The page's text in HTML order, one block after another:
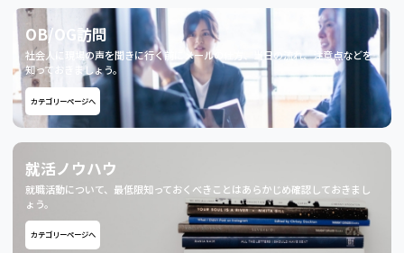
OB/OG訪問
社会人に現場の声を聞きに行く前にメールの仕方、当日の流れ、注意点などを
知っておきましょう。
カテゴリーページへ
就活ノウハウ
就職活動について、最低限知っておくべきことはあらかじめ確認しておきまし
ょう。
カテゴリーページへ